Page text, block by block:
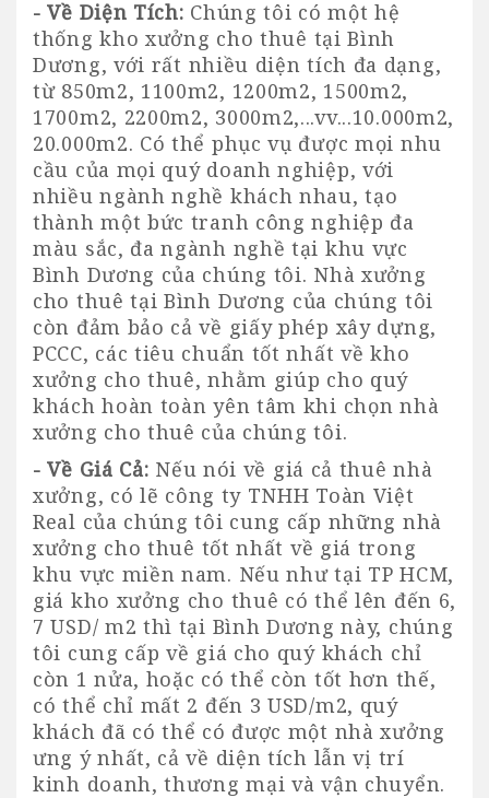
- Về Diện Tích: Chúng tôi có một hệ
thốngkho xưởng cho thuê tại Bình
Dương, với rất nhiều diện tích đa dạng,
từ 850m2, 1100m2, 1200m2, 1500m2,
1700m2, 2200m2, 3000m2,...vv...10.000m2,
20.000m2. Có thể phục vụ được mọi nhu
cầu của mọi quý doanh nghiệp, với
nhiều ngành nghề khách nhau, tạo
thành một bức tranh công nghiệp đa
màu sắc, đa ngành nghề tại khu vực
Bình Dương của chúng tôi. Nhà xưởng
cho thuê tại Bình Dương của chúng tôi
còn đảm bảo cả về giấy phép xây dựng,
PCCC, các tiêu chuẩn tốt nhất về kho
xưởng cho thuê, nhằm giúp cho quý
khách hoàn toàn yên tâm khi chọn nhà
xưởng cho thuê của chúng tôi.
- Về Giá Cả: Nếu nói về giá cả thuênhà
xưởng, có lẽ công ty TNHH Toàn Việt
Real của chúng tôi cung cấp những nhà
xưởng cho thuê tốt nhất về giá trong
khu vực miền nam. Nếu như tại TP HCM,
giá kho xưởng cho thuê có thể lên đến 6,
7 USD/ m2 thì tại Bình Dương này, chúng
tôi cung cấp về giá cho quý khách chỉ
còn 1 nửa, hoặc có thể còn tốt hơn thế,
có thể chỉ mất 2 đến 3 USD/m2, quý
khách đã có thể có được một nhà xưởng
ưng ý nhất, cả về diện tích lẫn vị trí
kinh doanh, thương mại và vận chuyển.